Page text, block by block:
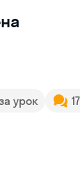
урок